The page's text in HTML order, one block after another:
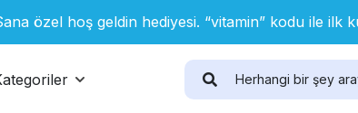
özel hoş geldin hediyesi. “vitamin” kodu ile ilk